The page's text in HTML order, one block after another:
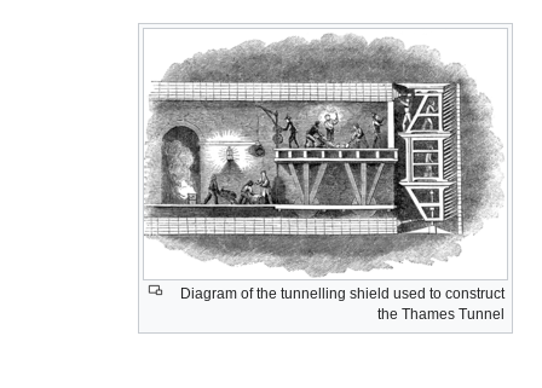
Diagram of the tunnelling shield used to construct
the Thames Tunnel